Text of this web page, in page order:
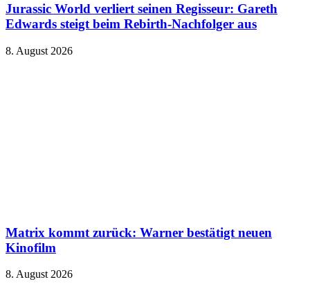
Jurassic World verliert seinen Regisseur: Gareth
Edwards steigt beim Rebirth-Nachfolger aus
8. August 2026
Matrix kommt zurück: Warner bestätigt neuen
Kinofilm
8. August 2026